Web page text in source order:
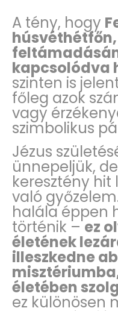
A tény, hogy
húsvéthétfőn,
kapcsolódva
szinten is
főleg azok
vagy
szimbolikus
Jézus
ünnepeljük,
keresztény
való
halála éppen
történik –ez
életének
illeszkedne
életében
ez különösen